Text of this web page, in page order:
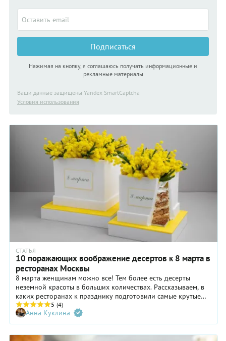
Подписаться
Нажимая на кнопку, я соглашаюсь получать информационные и
рекламные материалы
Ваши данные защищены Yandex SmartCaptcha
Условия использования
СТАТЬЯ
10 поражающих воображение десертов к 8 марта в
ресторанах Москвы
8 марта женщинам можно все! Тем более есть десерты
неземной красоты в больших количествах. Рассказываем, в
каких ресторанах к празднику подготовили самые крутые
десерты, достойные вашего внимания.
5 (4)
Анна Куклина